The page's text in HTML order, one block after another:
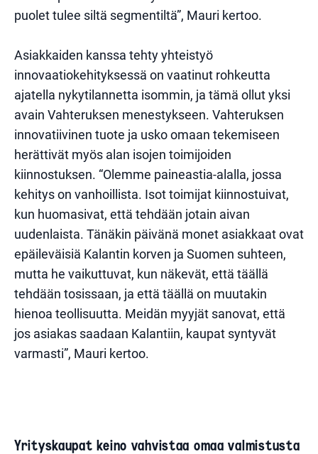
puolet tulee siltä segmentiltä”, Mauri kertoo.
Asiakkaiden kanssa tehty yhteistyö
innovaatiokehityksessä on vaatinut rohkeutta
ajatella nykytilannetta isommin, ja tämä ollut yksi
avain Vahteruksen menestykseen. Vahteruksen
innovatiivinen tuote ja usko omaan tekemiseen
herättivät myös alan isojen toimijoiden
kiinnostuksen. “Olemme paineastia-alalla, jossa
kehitys on vanhoillista. Isot toimijat kiinnostuivat,
kun huomasivat, että tehdään jotain aivan
uudenlaista. Tänäkin päivänä monet asiakkaat ovat
epäileväisiä Kalantin korven ja Suomen suhteen,
mutta he vaikuttuvat, kun näkevät, että täällä
tehdään tosissaan, ja että täällä on muutakin
hienoa teollisuutta. Meidän myyjät sanovat, että
jos asiakas saadaan Kalantiin, kaupat syntyvät
varmasti”, Mauri kertoo.
Yrityskaupat keino vahvistaa omaa valmistusta